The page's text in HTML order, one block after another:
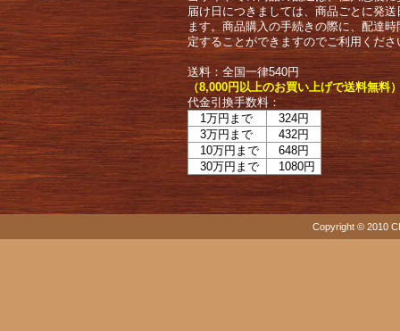
届け日につきましては、商品ごとに発
ます。商品購入の手続きの際に、配達
定することができますのでご利用くださ
送料：全国一律540円
（8,000円以上のお買い上げで送料無料
代金引換手数料：
1万円まで
324円
3万円まで
432円
10万円まで
648円
30万円まで
1080円
Copyright © 2010